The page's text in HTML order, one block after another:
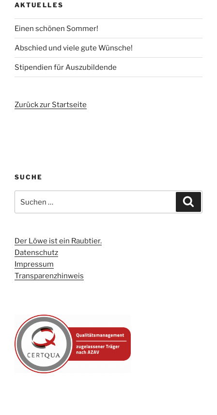
AKTUELLES
Einen schönen Sommer!
Abschied und viele gute Wünsche!
Stipendien für Auszubildende
Zurück zur Startseite
SUCHE
nach:
Der Löwe ist ein Raubtier.
Datenschutz
Impressum
Transparenzhinweis